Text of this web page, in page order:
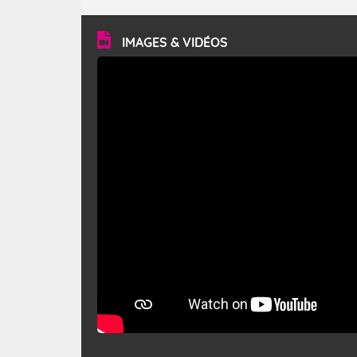
vitesse moyenne de 50 km/h et atteindre 80 à 100 km/h
en rafales, parfois davantage. Il parcourt la basse vallée
du Rhône et la Provence et envahit le littoral
méditerranéen à partir de la Camargue.
IMAGES & VIDÉOS